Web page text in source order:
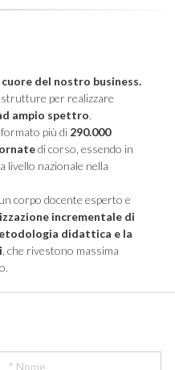
del nostro business.
strutture per realizzare
ampio spettro.
più di 290.000
di corso, essendo in
livello nazionale nella
corpo docente esperto e
incrementale di
didattica e la
, che rivestono massima